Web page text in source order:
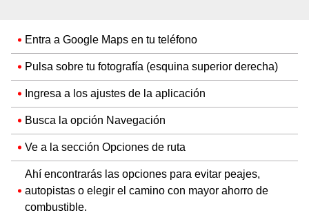
Entra a Google Maps en tu teléfono
Pulsa sobre tu fotografía (esquina superior derecha)
Ingresa a los ajustes de la aplicación
Busca la opción Navegación
Ve a la sección Opciones de ruta
Ahí encontrarás las opciones para evitar peajes,
autopistas o elegir el camino con mayor ahorro de
combustible.